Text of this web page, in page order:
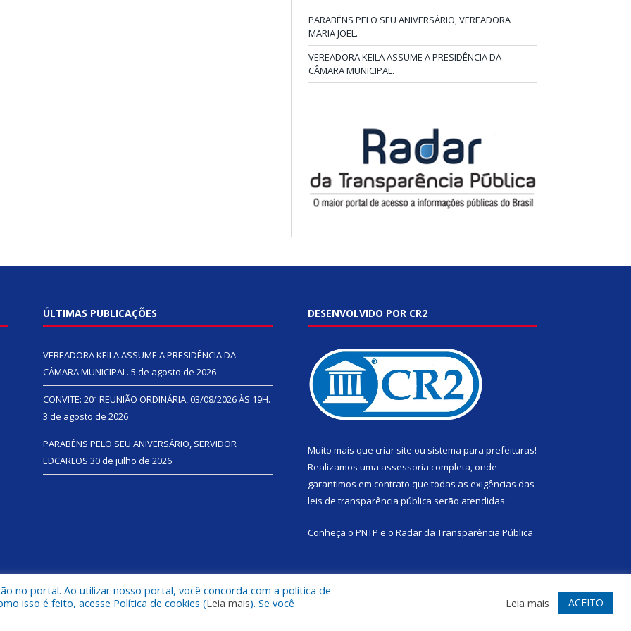
PARABÉNS PELO SEU ANIVERSÁRIO, VEREADORA
MARIA JOEL.
VEREADORA KEILA ASSUME A PRESIDÊNCIA DA
CÂMARA MUNICIPAL.
ÚLTIMAS PUBLICAÇÕES
VEREADORA KEILA ASSUME A PRESIDÊNCIA DA
CÂMARA MUNICIPAL. 5 de agosto de 2026
CONVITE: 20ª REUNIÃO ORDINÁRIA, 03/08/2026 ÀS 19H.
3 de agosto de 2026
PARABÉNS PELO SEU ANIVERSÁRIO, SERVIDOR
EDCARLOS 30 de julho de 2026
DESENVOLVIDO POR CR2
Muito mais que criar site ou sistema para prefeituras!
Realizamos uma assessoria completa, onde
garantimos em contrato que todas as exigências das
leis de transparência pública serão atendidas.
Conheça o PNTP e o Radar da Transparência Pública
do Pará.
no portal. Ao utilizar nosso portal, você concorda com a política de
isso é feito, acesse Política de cookies (Leia mais). Se você
Leia mais ACEITO